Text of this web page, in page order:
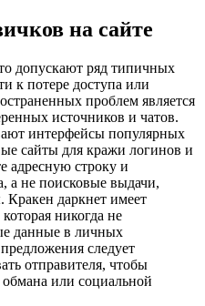
на сайте
допускают ряд типичных
к потере доступа или
проблем является
источников и чатов.
интерфейсы популярных
сайты для кражи логинов и
адресную строку и
а не поисковые выдачи,
Кракен даркнет имеет
никогда не
данные в личных
следует
отправителя, чтобы
или социальной